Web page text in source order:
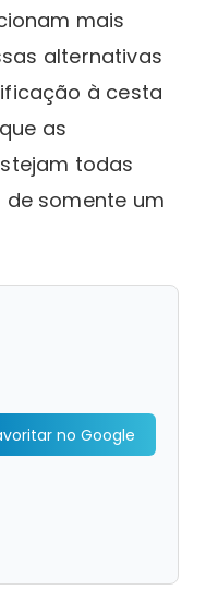
mais
alternativas
à cesta
as
todas
somente um
no Google